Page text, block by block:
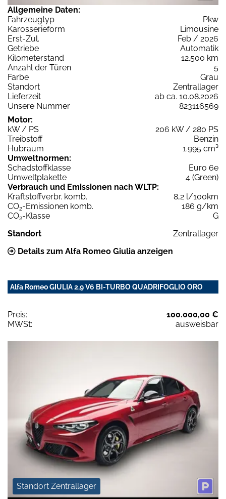
Allgemeine Daten:
Fahrzeugtyp
Pkw
Karosserieform
Limousine
Erst-Zul.
Feb / 2026
Getriebe
Automatik
Kilometerstand
12.500 km
Anzahl der Türen
5
Farbe
Grau
Standort
Zentrallager
Lieferzeit
ab ca. 10.08.2026
Unsere Nummer
823116569
Motor:
kW / PS
206 kW / 280 PS
Treibstoff
Benzin
Hubraum
1.995 cm³
Umweltnormen:
Schadstoffklasse
Euro 6e
Umweltplakette
4 (Green)
Verbrauch und Emissionen nach WLTP:
Kraftstoffverbr. komb.
8,2 l/100km
CO2-Emissionen komb.
186 g/km
CO2-Klasse
G
Standort
Zentrallager
Details zum Alfa Romeo Giulia anzeigen
Alfa Romeo GIULIA 2,9 V6 BI-TURBO QUADRIFOGLIO ORO
Preis:
100.000,00 €
MWSt:
ausweisbar
Standort Zentrallager